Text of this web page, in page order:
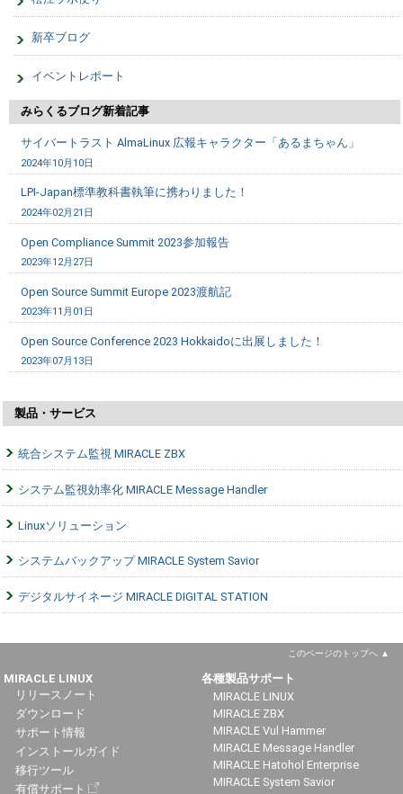
新卒ブログ
イベントレポート
みらくるブログ新着記事
サイバートラスト AlmaLinux 広報キャラクター「あるまちゃん」
2024年10月10日
LPI-Japan標準教科書執筆に携わりました！
2024年02月21日
Open Compliance Summit 2023参加報告
2023年12月27日
Open Source Summit Europe 2023渡航記
2023年11月01日
Open Source Conference 2023 Hokkaidoに出展しました！
2023年07月13日
製品・サービス
統合システム監視 MIRACLE ZBX
システム監視効率化 MIRACLE Message Handler
Linuxソリューション
システムバックアップ MIRACLE System Savior
デジタルサイネージ MIRACLE DIGITAL STATION
このページのトップへ
MIRACLE LINUX
リリースノート
ダウンロード
サポート情報
インストールガイド
移行ツール
有償サポート
各種製品サポート
MIRACLE LINUX
MIRACLE ZBX
MIRACLE Vul Hammer
MIRACLE Message Handler
MIRACLE Hatohol Enterprise
MIRACLE System Savior